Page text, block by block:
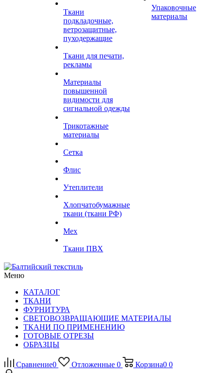
Ткани
подкладочные,
ветрозащитные,
пуходержащие
Ткани для печати,
рекламы
Материалы
повышенной
видимости для
сигнальной одежды
Трикотажные
материалы
Сетка
Флис
Утеплители
Хлопчатобумажные
ткани (ткани РФ)
Мех
Ткани ПВХ
Упаковочные
материалы
Меню
КАТАЛОГ
ТКАНИ
ФУРНИТУРА
СВЕТОВОЗВРАЩАЮЩИЕ МАТЕРИАЛЫ
ТКАНИ ПО ПРИМЕНЕНИЮ
ГОТОВЫЕ ОТРЕЗЫ
ОБРАЗЦЫ
Сравнение0 Отложенные 0 Корзина0 0